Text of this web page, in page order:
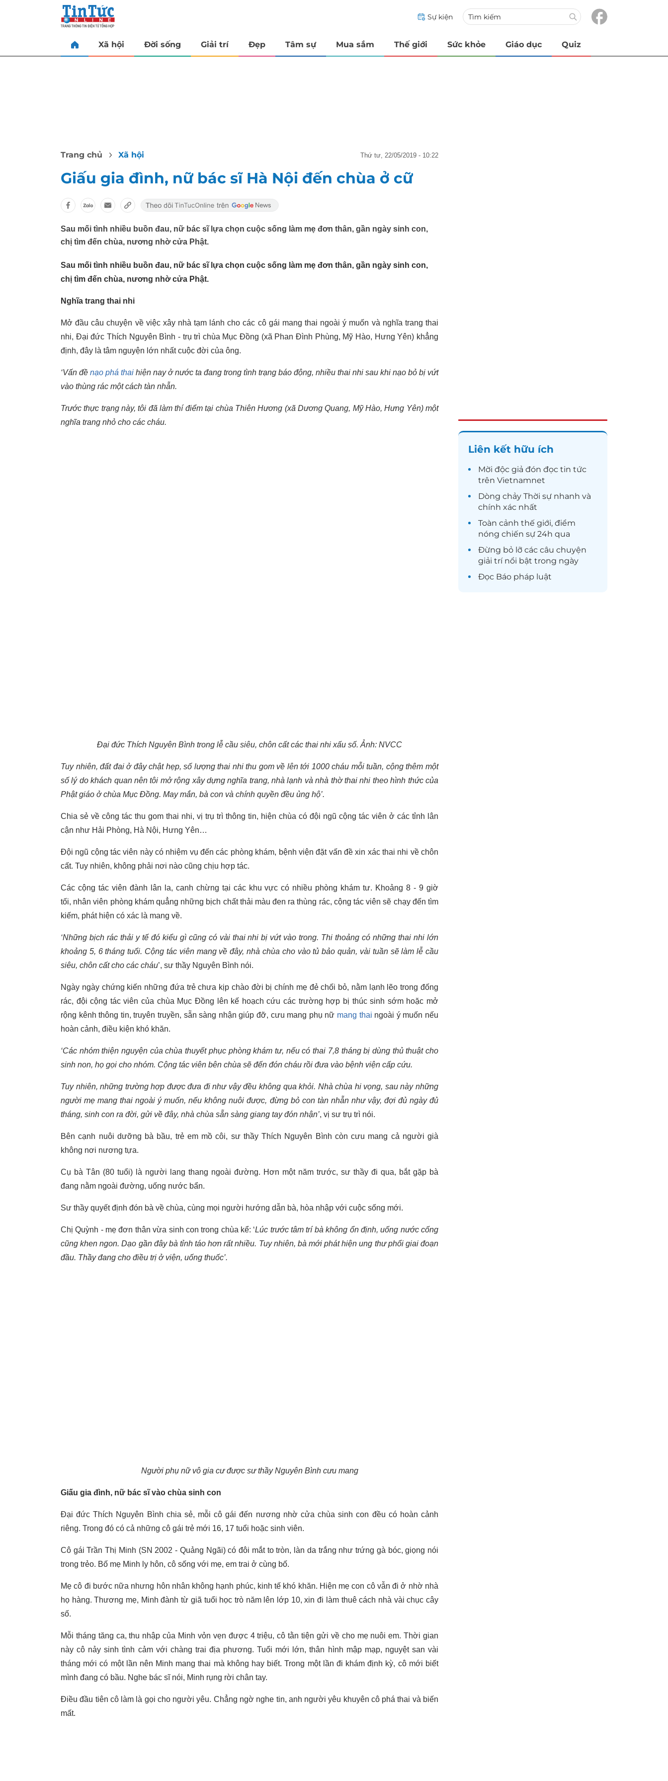
Sự kiện
Xã hội Đời sống Giải trí Đẹp Tâm sự Mua sắm Thế giới Sức khỏe Giáo dục Quiz
Trang chủ Xã hội thứ tư, 22/05/2019 - 10:22
Giấu gia đình, nữ bác sĩ Hà Nội đến chùa ở cữ
Sau mối tình nhiều buồn đau, nữ bác sĩ lựa chọn cuộc sống làm mẹ đơn thân, gần ngày sinh con,
chị tìm đến chùa, nương nhờ cửa Phật.
Sau mối tình nhiều buồn đau, nữ bác sĩ lựa chọn cuộc sống làm mẹ đơn thân, gần ngày sinh con,
chị tìm đến chùa, nương nhờ cửa Phật.
Nghĩa trang thai nhi
Mở đầu câu chuyện về việc xây nhà tạm lánh cho các cô gái mang thai ngoài ý muốn và nghĩa trang thai
nhi, Đại đức Thích Nguyên Bình - trụ trì chùa Mục Đồng (xã Phan Đình Phùng, Mỹ Hào, Hưng Yên) khẳng
định, đây là tâm nguyện lớn nhất cuộc đời của ông.
‘Vấn đề nạo phá thai hiện nay ở nước ta đang trong tình trạng báo động, nhiều thai nhi sau khi nạo bỏ bị vứt
vào thùng rác một cách tàn nhẫn.
Trước thực trạng này, tôi đã làm thí điểm tại chùa Thiên Hương (xã Dương Quang, Mỹ Hào, Hưng Yên) một
nghĩa trang nhỏ cho các cháu.
Đại đức Thích Nguyên Bình trong lễ cầu siêu, chôn cất các thai nhi xấu số. Ảnh: NVCC
Tuy nhiên, đất đai ở đây chật hẹp, số lượng thai nhi thu gom về lên tới 1000 cháu mỗi tuần, cộng thêm một
số lý do khách quan nên tôi mở rộng xây dựng nghĩa trang, nhà lạnh và nhà thờ thai nhi theo hình thức của
Phật giáo ở chùa Mục Đồng. May mắn, bà con và chính quyền đều ủng hộ’.
Chia sẻ về công tác thu gom thai nhi, vị trụ trì thông tin, hiện chùa có đội ngũ cộng tác viên ở các tỉnh lân
cận như Hải Phòng, Hà Nội, Hưng Yên…
Đội ngũ cộng tác viên này có nhiệm vụ đến các phòng khám, bệnh viện đặt vấn đề xin xác thai nhi về chôn
cất. Tuy nhiên, không phải nơi nào cũng chịu hợp tác.
Các cộng tác viên đành lân la, canh chừng tại các khu vực có nhiều phòng khám tư. Khoảng 8 - 9 giờ
tối, nhân viên phòng khám quẳng những bịch chất thải màu đen ra thùng rác, cộng tác viên sẽ chạy đến tìm
kiếm, phát hiện có xác là mang về.
‘Những bịch rác thải y tế đó kiểu gì cũng có vài thai nhi bị vứt vào trong. Thi thoảng có những thai nhi lớn
khoảng 5, 6 tháng tuổi. Cộng tác viên mang về đây, nhà chùa cho vào tủ bảo quản, vài tuần sẽ làm lễ cầu
siêu, chôn cất cho các cháu’, sư thầy Nguyên Bình nói.
Ngày ngày chứng kiến những đứa trẻ chưa kịp chào đời bị chính mẹ đẻ chối bỏ, nằm lạnh lẽo trong đống
rác, đội cộng tác viên của chùa Mục Đồng lên kế hoạch cứu các trường hợp bị thúc sinh sớm hoặc mở
rộng kênh thông tin, truyên truyền, sẵn sàng nhận giúp đỡ, cưu mang phụ nữ mang thai ngoài ý muốn nếu
hoàn cảnh, điều kiện khó khăn.
‘Các nhóm thiện nguyện của chùa thuyết phục phòng khám tư, nếu có thai 7,8 tháng bị dùng thủ thuật cho
sinh non, họ gọi cho nhóm. Cộng tác viên bên chùa sẽ đến đón cháu rồi đưa vào bệnh viện cấp cứu.
Tuy nhiên, những trường hợp được đưa đi như vậy đều không qua khỏi. Nhà chùa hi vọng, sau này những
người mẹ mang thai ngoài ý muốn, nếu không nuôi được, đừng bỏ con tàn nhẫn như vậy, đợi đủ ngày đủ
tháng, sinh con ra đời, gửi về đây, nhà chùa sẵn sàng giang tay đón nhận’, vị sư trụ trì nói.
Bên cạnh nuôi dưỡng bà bầu, trẻ em mồ côi, sư thầy Thích Nguyên Bình còn cưu mang cả người già
không nơi nương tựa.
Cụ bà Tân (80 tuổi) là người lang thang ngoài đường. Hơn một năm trước, sư thầy đi qua, bắt gặp bà
đang nằm ngoài đường, uống nước bẩn.
Sư thầy quyết định đón bà về chùa, cùng mọi người hướng dẫn bà, hòa nhập với cuộc sống mới.
Chị Quỳnh - mẹ đơn thân vừa sinh con trong chùa kể: ‘Lúc trước tâm trí bà không ổn định, uống nước cống
cũng khen ngon. Dạo gần đây bà tỉnh táo hơn rất nhiều. Tuy nhiên, bà mới phát hiện ung thư phổi giai đoạn
đầu. Thầy đang cho điều trị ở viện, uống thuốc’.
Người phụ nữ vô gia cư được sư thầy Nguyên Bình cưu mang
Giấu gia đình, nữ bác sĩ vào chùa sinh con
Đại đức Thích Nguyên Bình chia sẻ, mỗi cô gái đến nương nhờ cửa chùa sinh con đều có hoàn cảnh
riêng. Trong đó có cả những cô gái trẻ mới 16, 17 tuổi hoặc sinh viên.
Cô gái Trần Thị Minh (SN 2002 - Quảng Ngãi) có đôi mắt to tròn, làn da trắng như trứng gà bóc, giọng nói
trong trẻo. Bố mẹ Minh ly hôn, cô sống với mẹ, em trai ở cùng bố.
Mẹ cô đi bước nữa nhưng hôn nhân không hạnh phúc, kinh tế khó khăn. Hiện mẹ con cô vẫn đi ở nhờ nhà
họ hàng. Thương mẹ, Minh đành từ giã tuổi học trò năm lên lớp 10, xin đi làm thuê cách nhà vài chục cây
số.
Mỗi tháng tăng ca, thu nhập của Minh vỏn vẹn được 4 triệu, cô tằn tiện gửi về cho mẹ nuôi em. Thời gian
này cô nảy sinh tình cảm với chàng trai địa phương. Tuổi mới lớn, thân hình mập mạp, nguyệt san vài
tháng mới có một lần nên Minh mang thai mà không hay biết. Trong một lần đi khám định kỳ, cô mới biết
mình đang có bầu. Nghe bác sĩ nói, Minh rụng rời chân tay.
Điều đầu tiên cô làm là gọi cho người yêu. Chẳng ngờ nghe tin, anh người yêu khuyên cô phá thai và biến
mất.
Liên kết hữu ích
Mời độc giả đón đọc tin tức
trên Vietnamnet
Dòng chảy Thời sự nhanh và
chính xác nhất
Toàn cảnh thế giới, điểm
nóng chiến sự 24h qua
Đừng bỏ lỡ các câu chuyện
giải trínổi bật trong ngày
Đọc Báo pháp luật